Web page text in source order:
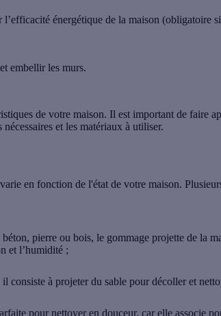
l’efficacité énergétique de la maison (obligatoire
embellir les murs.
de votre maison. Il est important de faire
nécessaires et les matériaux à utiliser.
en fonction de l'état de votre maison.
pierre ou bois, le gommage projette de la
et l’humidité ;
consiste à projeter du sable pour décoller et
pour nettoyer en douceur, car elle associe